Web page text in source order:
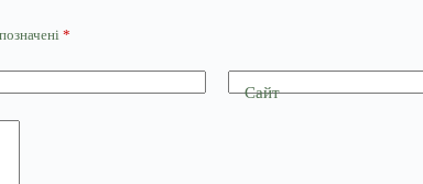
*
Сайт